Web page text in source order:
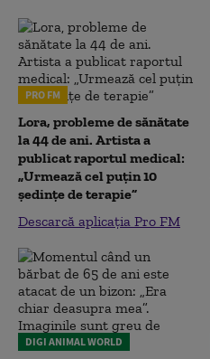
PRO FM
Lora, probleme de sănătate
la 44 de ani. Artista a
publicat raportul medical:
„Urmează cel puțin 10
ședințe de terapie”
Descarcă aplicația Pro FM
DIGI ANIMAL WORLD